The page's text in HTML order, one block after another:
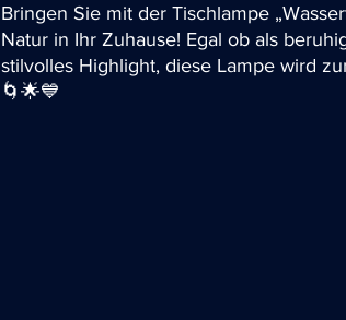
Bringen Sie mit der Tischlampe
Natur in Ihr Zuhause! Egal ob als
stilvolles Highlight, diese Lampe wird
🌀🌟💙